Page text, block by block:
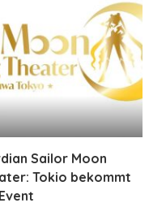
Sailor Moon
Tokio bekommt